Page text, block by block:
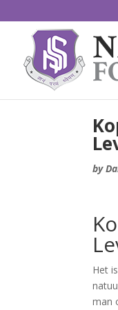
by
Het
man